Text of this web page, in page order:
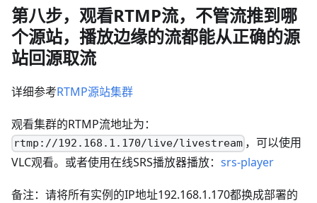
第八步，观看RTMP流，不管流推到哪
个源站，播放边缘的流都能从正确的源
站回源取流
详细参考RTMP源站集群
观看集群的RTMP流地址为：
rtmp://192.168.1.170/live/livestream ，可以使用
VLC观看。或者使用在线SRS播放器播放： srs-player
备注：请将所有实例的IP地址192.168.1.170都换成部署的